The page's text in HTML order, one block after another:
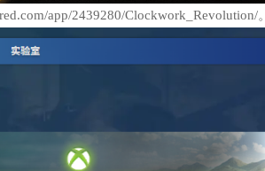
app/2439280/Clockwork_Revolution/。